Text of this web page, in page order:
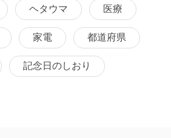
ヘタウマ 医療
家電 都道府県
記念日のしおり